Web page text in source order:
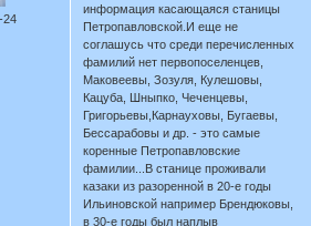
24
информация касающаяся станицы
Петропавловской.И еще не
соглашусь что среди перечисленных
фамилий нет первопоселенцев,
Маковеевы, Зозуля, Кулешовы,
Кацуба, Шныпко, Чеченцевы,
Григорьевы,Карнауховы, Бугаевы,
Бессарабовы и др. - это самые
коренные Петропавловские
фамилии...В станице проживали
казаки из разоренной в 20-е годы
Ильиновской например Брендюковы,
в 30-е годы был наплыв